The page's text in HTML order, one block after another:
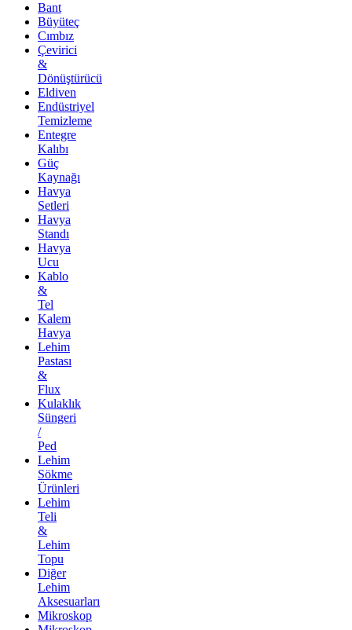
Bant
Büyüteç
Cımbız
Çevirici
&
Dönüştürücü
Eldiven
Endüstriyel
Temizleme
Entegre
Kalıbı
Güç
Kaynağı
Havya
Setleri
Havya
Standı
Havya
Ucu
Kablo
&
Tel
Kalem
Havya
Lehim
Pastası
&
Flux
Kulaklık
Süngeri
/
Ped
Lehim
Sökme
Ürünleri
Lehim
Teli
&
Lehim
Topu
Diğer
Lehim
Aksesuarları
Mikroskop